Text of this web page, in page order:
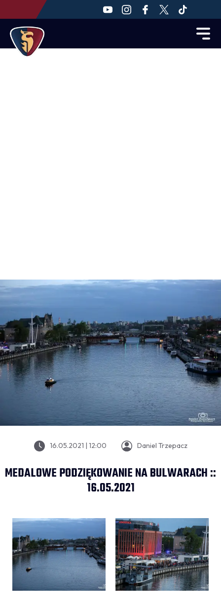
16.05.2021 | 12:00 Daniel Trzepacz
MEDALOWE PODZIĘKOWANIE NA BULWARACH ::
16.05.2021